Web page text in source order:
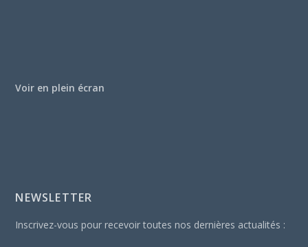
Voir en plein écran
NEWSLETTER
Inscrivez-vous pour recevoir toutes nos dernières actualités :